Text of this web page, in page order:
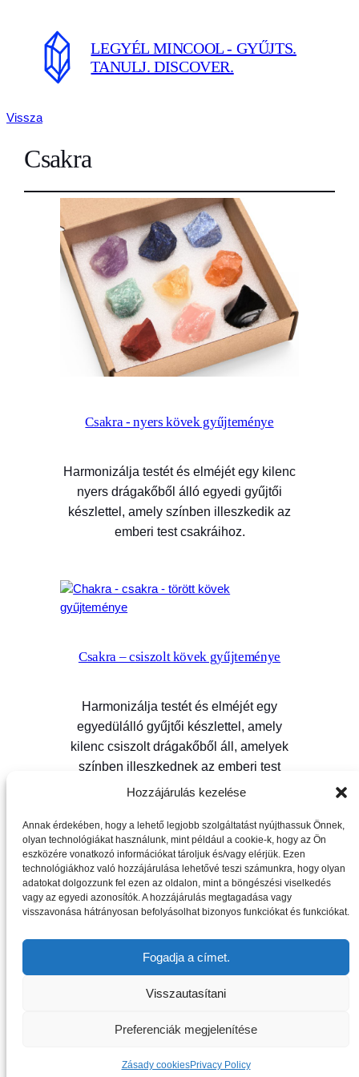
Hozzájárulás kezelése
Annak érdekében, hogy a lehető legjobb szolgáltatást nyújthassuk Önnek,
olyan technológiákat használunk, mint például a cookie-k, hogy az Ön
eszközére vonatkozó információkat tároljuk és/vagy elérjük. Ezen
technológiákhoz való hozzájárulása lehetővé teszi számunkra, hogy olyan
adatokat dolgozzunk fel ezen az oldalon, mint a böngészési viselkedés
vagy az egyedi azonosítók. A hozzájárulás megtagadása vagy
visszavonása hátrányosan befolyásolhat bizonyos funkciókat és funkciókat.
Fogadja a címet.
Visszautasítani
Preferenciák megjelenítése
Zásady cookiesPrivacy Policy
LEGYÉL MINCOOL - GYŰJTS.
TANULJ. DISCOVER.
Vissza
Csakra
Csakra - nyers kövek gyűjteménye
Harmonizálja testét és elméjét egy kilenc
nyers drágakőből álló egyedi gyűjtői
készlettel, amely színben illeszkedik az
emberi test csakráihoz.
Csakra – csiszolt kövek gyűjteménye
Harmonizálja testét és elméjét egy
egyedülálló gyűjtői készlettel, amely
kilenc csiszolt drágakőből áll, amelyek
színben illeszkednek az emberi test
csakráihoz.
LEGYÉL MINCOOL - GYŰJTS. TANULJ. DISCOVER.